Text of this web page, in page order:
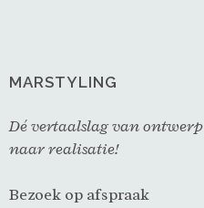
MARSTYLING
Dé vertaalslag van ontwerp
naar realisatie!
Bezoek op afspraak